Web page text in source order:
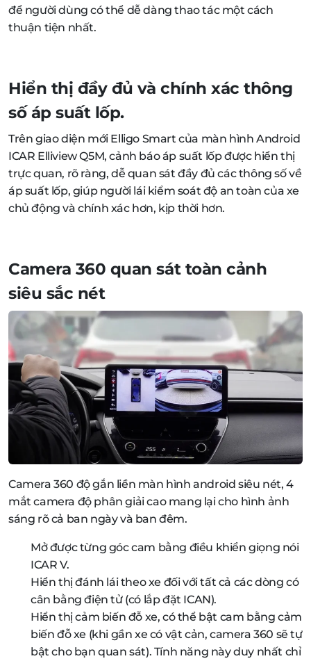
để người dùng có thể dễ dàng thao tác một cách
thuận tiện nhất.
Hiển thị đầy đủ và chính xác thông
số áp suất lốp.
Trên giao diện mới Elligo Smart của màn hình Android
ICAR Elliview Q5M, cảnh báo áp suất lốp được hiển thị
trực quan, rõ ràng, dễ quan sát đầy đủ các thông số về
áp suất lốp, giúp người lái kiểm soát độ an toàn của xe
chủ động và chính xác hơn, kịp thời hơn.
Camera 360 quan sát toàn cảnh
siêu sắc nét
Camera 360 độ gắn liền màn hình android siêu nét, 4
mắt camera độ phân giải cao mang lại cho hình ảnh
sáng rõ cả ban ngày và ban đêm.
Mở được từng góc cam bằng điều khiển giọng nói
ICAR V.
Hiển thị đánh lái theo xe đối với tất cả các dòng có
cân bằng điện tử (có lắp đặt ICAN).
Hiển thị cảm biến đỗ xe, có thể bật cam bằng cảm
biến đỗ xe (khi gần xe có vật cản, camera 360 sẽ tự
bật cho bạn quan sát). Tính năng này duy nhất chỉ